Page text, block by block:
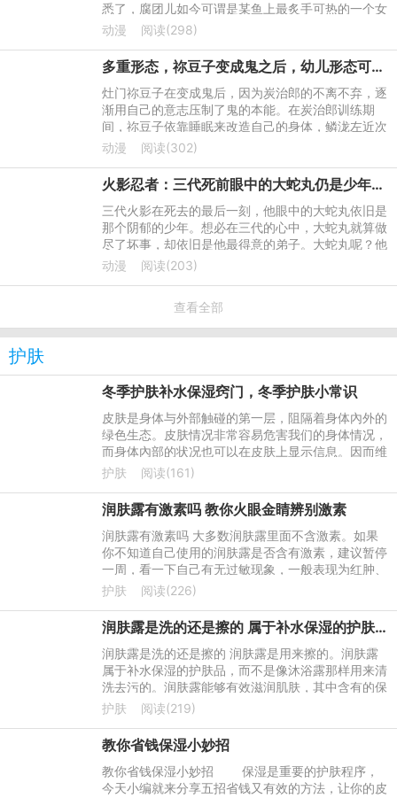
悉了，腐团儿如今可谓是某鱼上最炙手可热的一个女
主播了。本来一开始腐团儿也是和很多女主播一样，
动漫 阅读(298)
多重形态，祢豆子变成鬼之后，幼儿形态可爱，完全鬼化压迫力十足
灶门祢豆子在变成鬼后，因为炭治郎的不离不弃，逐
渐用自己的意志压制了鬼的本能。在炭治郎训练期
间，祢豆子依靠睡眠来改造自己的身体，鳞泷左近次
还给她下了人类是家人的暗示，虽然她已经学会控制
动漫 阅读(302)
火影忍者：三代死前眼中的大蛇丸仍是少年，大蛇丸真的想杀三代吗？
三代火影在死去的最后一刻，他眼中的大蛇丸依旧是
那个阴郁的少年。想必在三代的心中，大蛇丸就算做
尽了坏事，却依旧是他最得意的弟子。大蛇丸呢？他
真的是真心想要杀死自己的老师吗？
动漫 阅读(203)
查看全部
护肤
冬季护肤补水保湿窍门，冬季护肤小常识
皮肤是身体与外部触碰的第一层，阻隔着身体內外的
绿色生态。皮肤情况非常容易危害我们的身体情况，
而身体內部的状况也可以在皮肤上显示信息。因而维
护好皮肤很重要，给皮肤补水保湿在冬天更关键。
护肤 阅读(161)
润肤露有激素吗 教你火眼金睛辨别激素
润肤露有激素吗 大多数润肤露里面不含激素。如果
你不知道自己使用的润肤露是否含有激素，建议暂停
一周，看一下自己有无过敏现象，一般表现为红肿、
起疹子、干燥等等，因为长期使用激素产品，容易对
护肤 阅读(226)
润肤露是洗的还是擦的 属于补水保湿的护肤品
润肤露是洗的还是擦的 润肤露是用来擦的。润肤露
属于补水保湿的护肤品，而不是像沐浴露那样用来清
洗去污的。润肤露能够有效滋润肌肤，其中含有的保
湿因子能够帮助水润肌肤，再加上其中的含有配方能
护肤 阅读(219)
教你省钱保湿小妙招
教你省钱保湿小妙招 保湿是重要的护肤程序，
今天小编就来分享五招省钱又有效的方法，让你的皮